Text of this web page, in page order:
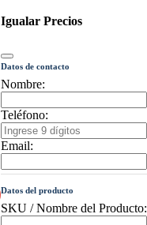
Igualar Precios
Datos de contacto
Nombre:
Teléfono:
Email:
Datos del producto
SKU / Nombre del Producto: